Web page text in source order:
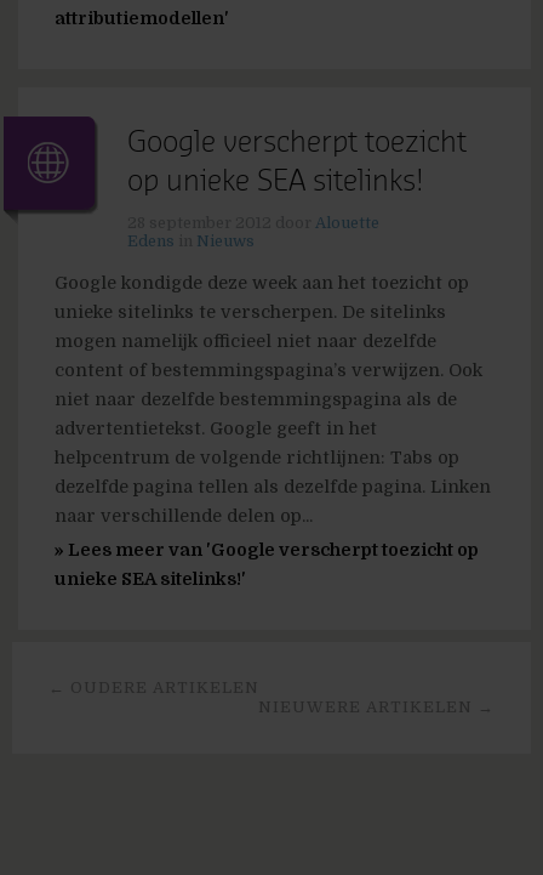
attributiemodellen'
Google verscherpt toezicht
op unieke SEA sitelinks!
Alouette
Edens
Nieuws
Google kondigde deze week aan het toezicht op
unieke sitelinks te verscherpen. De sitelinks
mogen namelijk officieel niet naar dezelfde
content of bestemmingspagina’s verwijzen. Ook
niet naar dezelfde bestemmingspagina als de
advertentietekst. Google geeft in het
helpcentrum de volgende richtlijnen: Tabs op
dezelfde pagina tellen als dezelfde pagina. Linken
naar verschillende delen op...
» Lees meer van 'Google verscherpt toezicht op
unieke SEA sitelinks!'
← OUDERE ARTIKELEN
NIEUWERE ARTIKELEN →